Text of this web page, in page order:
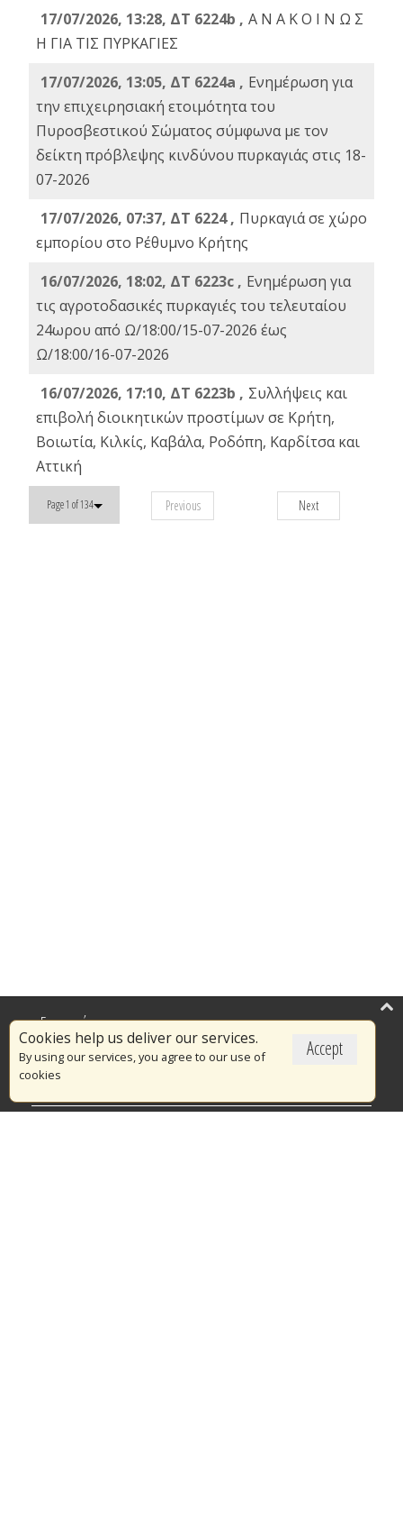
17/07/2026, 13:28, ΔΤ 6224b , Α Ν Α Κ Ο Ι Ν Ω Σ
Η ΓΙΑ ΤΙΣ ΠΥΡΚΑΓΙΕΣ
17/07/2026, 13:05, ΔΤ 6224a , Ενημέρωση για
την επιχειρησιακή ετοιμότητα του
Πυροσβεστικού Σώματος σύμφωνα με τον
δείκτη πρόβλεψης κινδύνου πυρκαγιάς στις 18-
07-2026
17/07/2026, 07:37, ΔΤ 6224 , Πυρκαγιά σε χώρο
εμπορίου στο Ρέθυμνο Κρήτης
16/07/2026, 18:02, ΔΤ 6223c , Ενημέρωση για
τις αγροτοδασικές πυρκαγιές του τελευταίου
24ωρου από Ω/18:00/15-07-2026 έως
Ω/18:00/16-07-2026
16/07/2026, 17:10, ΔΤ 6223b , Συλλήψεις και
επιβολή διοικητικών προστίμων σε Κρήτη,
Βοιωτία, Κιλκίς, Καβάλα, Ροδόπη, Καρδίτσα και
Αττική
Page 1 of 134 Previous Next
Accept
Cookies help us deliver our services.
By using our services, you agree to our use of
cookies
Επικαιρότητα
Το Πυροσβεστικό Σώμα